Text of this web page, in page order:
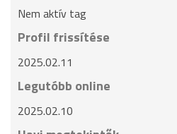
Nem aktív tag
Profil frissítése
2025.02.11
Legutóbb online
2025.02.10